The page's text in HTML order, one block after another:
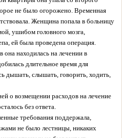
не было огорожено. Временная
Женщина попала в больницу
ушибом головного мозга,
ей была проведена операция.
она находилась на лечении в
длительное время для
дышать, слышать, говорить, ходить,
о возмещении расходов на лечение
без ответа.
требования поддержала,
не было лестницы, никаких